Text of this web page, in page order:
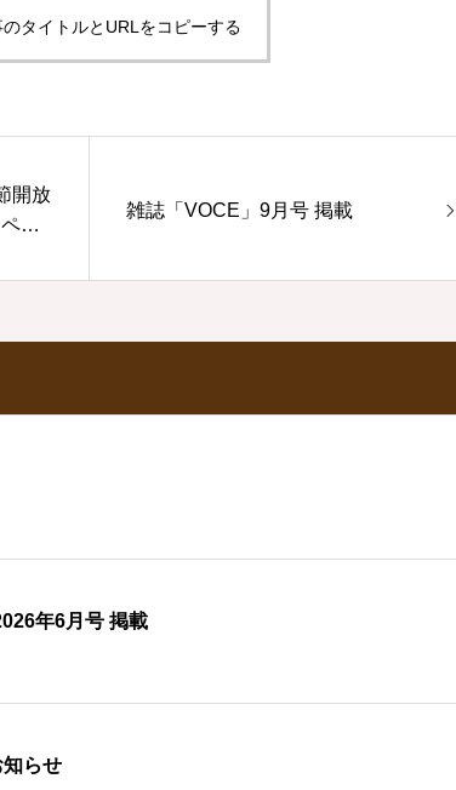
のタイトルとURLをコピーする
開放
ー
雑誌「VOCE」9月号 掲載
年6月号 掲載
らせ